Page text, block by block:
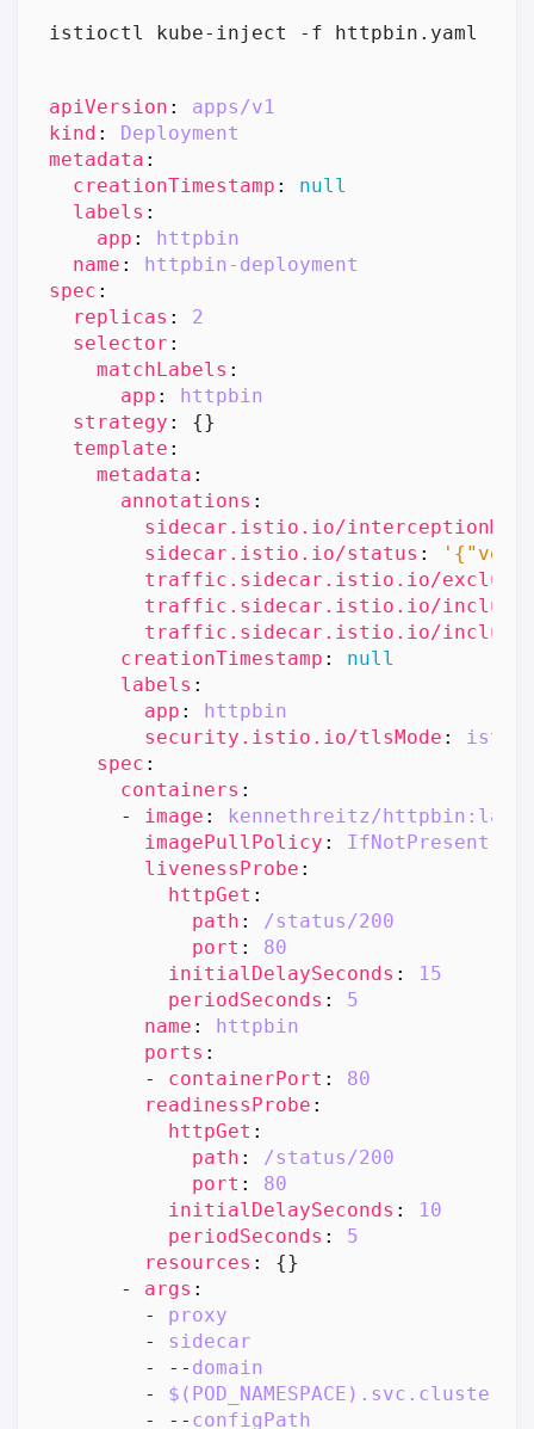
istioctl kube-inject -f httpbin.yaml
apiVersion :
apps/v1
kind :
Deployment
metadata :
creationTimestamp :
null
labels :
app :
httpbin
name :
httpbin-deployment
spec :
replicas :
2
selector :
matchLabels :
app :
httpbin
strategy :
{}
template :
metadata :
annotations :
sidecar.istio.io/
sidecar.istio.io/status :
traffic.sidecar.istio.io/
traffic.sidecar.istio.io/
traffic.sidecar.istio.io/
creationTimestamp :
null
labels :
app :
httpbin
security.istio.io/tlsMode :
istio
spec :
containers :
- image :
kennethreitz/
imagePullPolicy :
IfNotPresent
livenessProbe :
httpGet :
path :
/status/200
port :
80
initialDelaySeconds :
15
periodSeconds :
5
name :
httpbin
ports :
- containerPort :
80
readinessProbe :
httpGet :
path :
/status/200
port :
80
initialDelaySeconds :
10
periodSeconds :
5
resources :
{}
- args :
- proxy
- sidecar
- -- domain
-
- -- configPath